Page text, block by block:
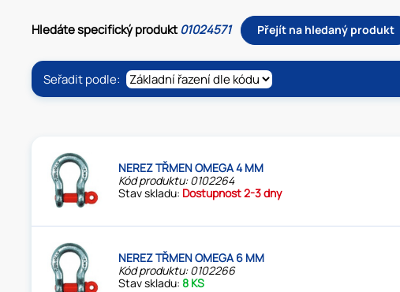
Hledáte specifický produkt01024571 Přejít na hledaný produkt
Seřadit podle:
NEREZ TŘMEN OMEGA 4 MM
Kód produktu: 0102264
Stav skladu: Dostupnost 2-3 dny
NEREZ TŘMEN OMEGA 6 MM
Kód produktu: 0102266
Stav skladu:8 KS